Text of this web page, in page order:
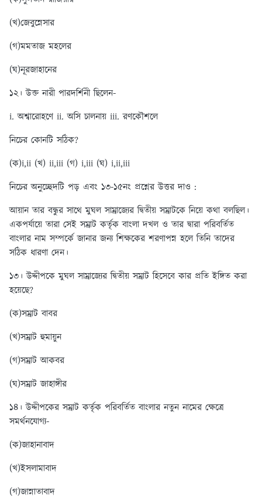
(খ)জেবুন্নেসার
(গ)মমতাজ মহলের
(ঘ)নূরজাহানের
১২। উক্ত নারী পারদর্শিনী ছিলেন-
i. অশ্বারোহণে ii. অসি চালনায় iii. রণকৌশলে
নিচের কোনটি সঠিক?
(ক)i,ii (খ) ii,iii (গ) i,iii (ঘ) i,ii,iii
নিচের অনুচ্ছেদটি পড় এবং ১৩-১৫নং প্রশ্নের উত্তর দাও :
আয়ান তার বন্ধুর সাথে মুঘল সাম্রাজ্যের দ্বিতীয় সম্রাটকে নিয়ে কথা বলছিল।
একপর্যায়ে তারা সেই সম্রাট কর্তৃক বাংলা দখল ও তার দ্বারা পরিবর্তিত
বাংলার নাম সম্পর্কে জানার জন্য শিক্ষকের শরণাপন্ন হলে তিনি তাদের
সঠিক ধারণা দেন।
১৩। উদ্দীপকে মুঘল সাম্রাজ্যের দ্বিতীয় সম্রাট হিসেবে কার প্রতি ইঙ্গিত করা
হয়েছে?
(ক)সম্রাট বাবর
(খ)সম্রাট হুমায়ুন
(গ)সম্রাট আকবর
(ঘ)সম্রাট জাহাঙ্গীর
১৪। উদ্দীপকের সম্রাট কর্তৃক পরিবর্তিত বাংলার নতুন নামের ক্ষেত্রে
সমর্থনযোগ্য-
(ক)জাহানাবাদ
(খ)ইসলামাবাদ
(গ)জান্নাতাবাদ